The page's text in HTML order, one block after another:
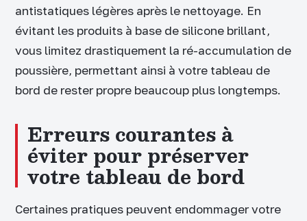
antistatiques légères après le nettoyage. En
évitant les produits à base de silicone brillant,
vous limitez drastiquement la ré-accumulation de
poussière, permettant ainsi à votre tableau de
bord de rester propre beaucoup plus longtemps.
Erreurs courantes à
éviter pour préserver
votre tableau de bord
Certaines pratiques peuvent endommager votre